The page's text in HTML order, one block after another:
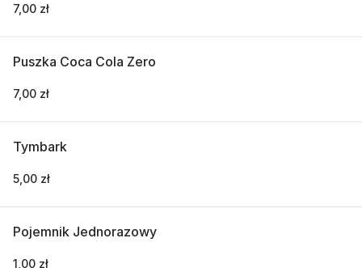
7,00 zł
Puszka Coca Cola Zero
7,00 zł
Tymbark
5,00 zł
Pojemnik Jednorazowy
1,00 zł